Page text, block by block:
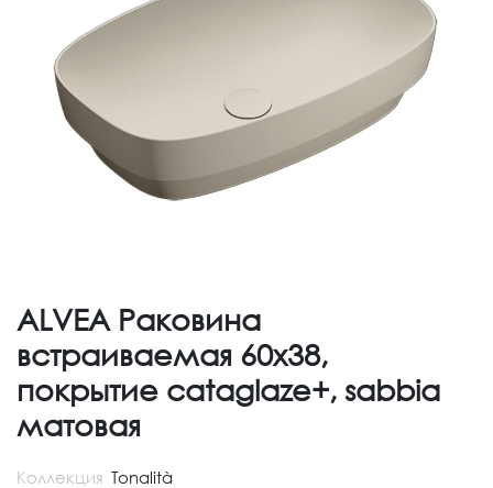
ALVEA Раковина
встраиваемая 60х38,
покрытие cataglaze+, sabbia
матовая
Коллекция Tonalità